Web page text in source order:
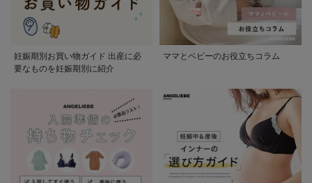
妊娠期別お買い物ガイド 出産に必
要なものを妊娠期別に紹介
ママとベビーのお役立ちコラム